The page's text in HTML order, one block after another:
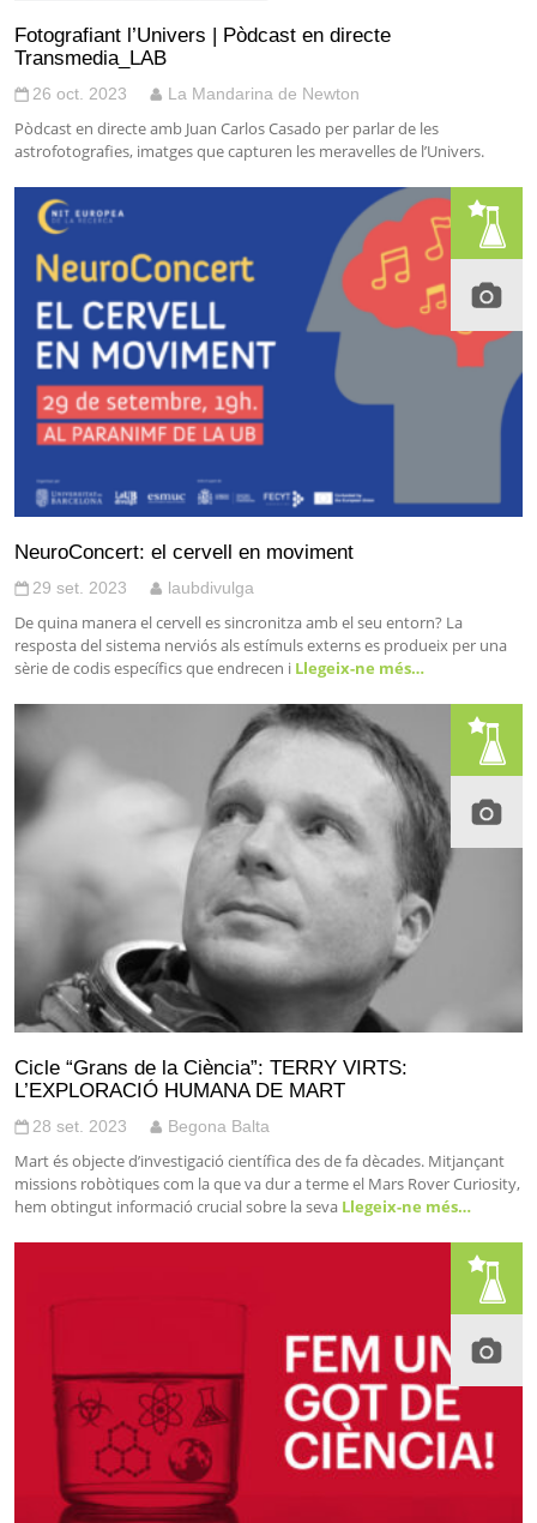
Fotografiant l’Univers | Pòdcast en directe
Transmedia_LAB
26 oct. 2023 La Mandarina de Newton
Pòdcast en directe amb Juan Carlos Casado per parlar de les
astrofotografies, imatges que capturen les meravelles de l’Univers.
NeuroConcert: el cervell en moviment
29 set. 2023 laubdivulga
De quina manera el cervell es sincronitza amb el seu entorn? La
resposta del sistema nerviós als estímuls externs es produeix per una
sèrie de codis específics que endrecen i Llegeix-ne més…
Cicle “Grans de la Ciència”: TERRY VIRTS:
L’EXPLORACIÓ HUMANA DE MART
28 set. 2023 Begona Balta
Mart és objecte d’investigació científica des de fa dècades. Mitjançant
missions robòtiques com la que va dur a terme el Mars Rover Curiosity,
hem obtingut informació crucial sobre la seva Llegeix-ne més…